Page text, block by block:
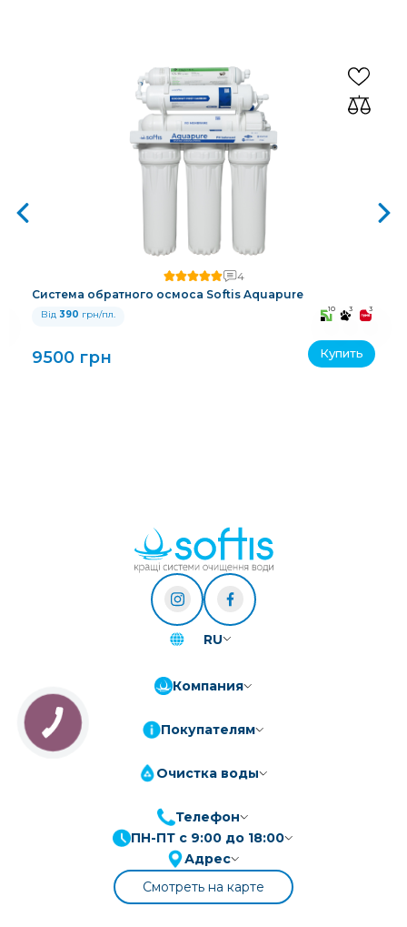
ПриватБанк
3-10 платежів, кредит 0.01%
3-7 платежів, кредит 0.01%
4
Система обратного осмоса Softis Aquapure
Від 390 грн/пл. 10 3 3
9500 грн Купить
RU
Компания
Покупателям
Очистка воды
Телефон
ПН-ПТ с 9:00 до 18:00
Адрес
Смотреть на карте